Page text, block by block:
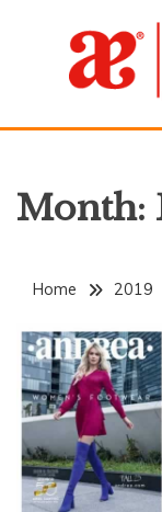
Month:
Home 2019